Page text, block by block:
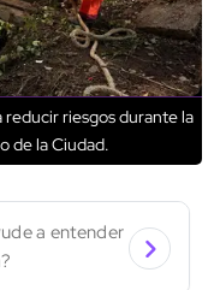
reducir riesgos durante la
de la Ciudad.
a entender